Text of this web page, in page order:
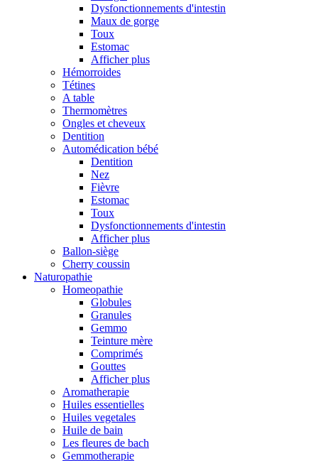
Dysfonctionnements d'intestin
Maux de gorge
Toux
Estomac
Afficher plus
Hémorroides
Tétines
A table
Thermomètres
Ongles et cheveux
Dentition
Automédication bébé
Dentition
Nez
Fièvre
Estomac
Toux
Dysfonctionnements d'intestin
Afficher plus
Ballon-siège
Cherry coussin
Naturopathie
Homeopathie
Globules
Granules
Gemmo
Teinture mère
Comprimés
Gouttes
Afficher plus
Aromatherapie
Huiles essentielles
Huiles vegetales
Huile de bain
Les fleures de bach
Gemmotherapie